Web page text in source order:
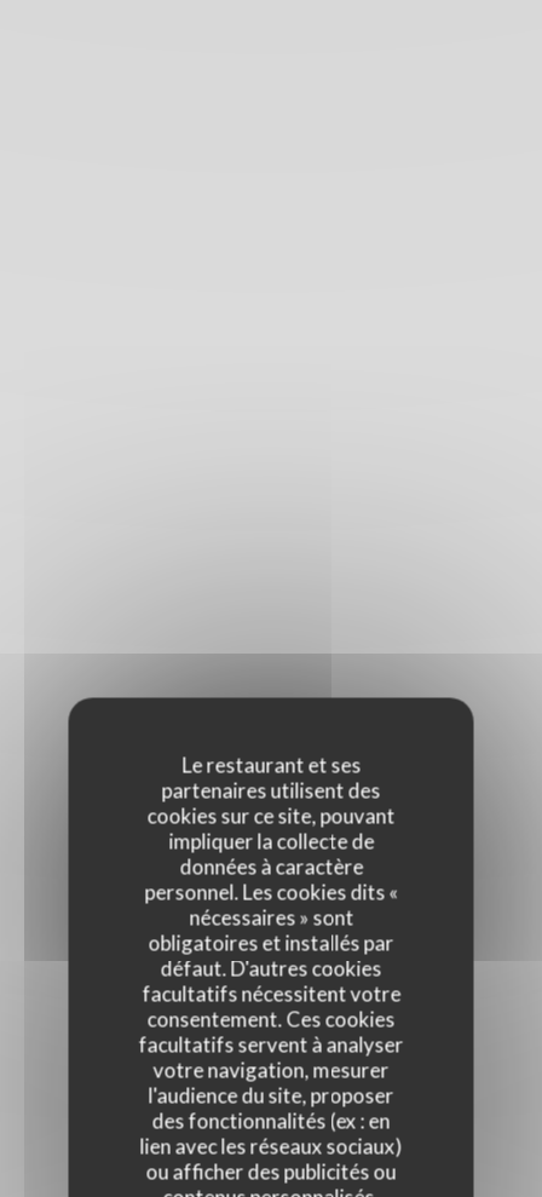
Le restaurant et ses
partenaires utilisent des
cookies sur ce site, pouvant
impliquer la collecte de
données à caractère
personnel. Les cookies dits «
nécessaires » sont
obligatoires et installés par
défaut. D'autres cookies
facultatifs nécessitent votre
consentement. Ces cookies
facultatifs servent à analyser
votre navigation, mesurer
l'audience du site, proposer
des fonctionnalités (ex : en
lien avec les réseaux sociaux)
ou afficher des publicités ou